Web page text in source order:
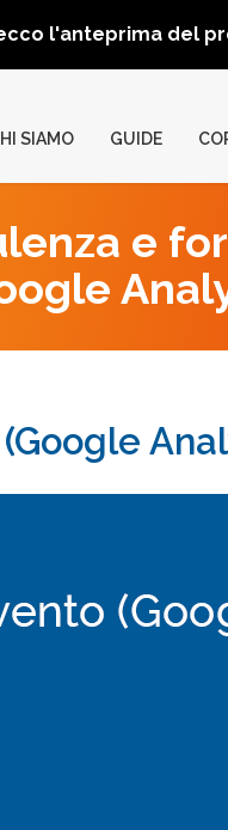
l'anteprima del
SIAMO GUIDE
e